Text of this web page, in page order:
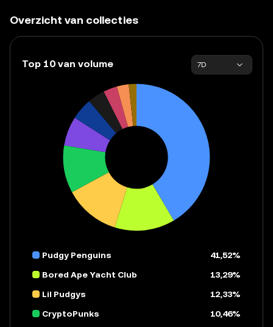
Overzicht van collecties
Top 10 van volume 7D
Pudgy Penguins
41,52%
Bored Ape Yacht Club
13,29%
Lil Pudgys
12,33%
CryptoPunks
10,46%